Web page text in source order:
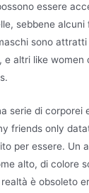
essere
sebbene
sono
e altri like women
serie di corporei
friends only
per essere. Un
alto, di colore
è obsoleto